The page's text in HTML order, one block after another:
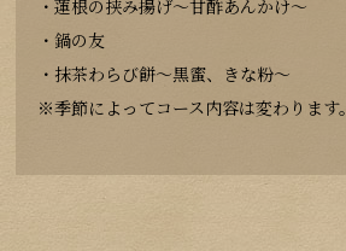
・蓮根の挟み揚げ〜甘酢あんかけ〜
・鍋の友
・抹茶わらび餅〜黒蜜、きな粉〜
※季節によってコース内容は変わります。